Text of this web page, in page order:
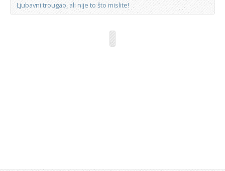
Ljubavni trougao, ali nije to što mislite!